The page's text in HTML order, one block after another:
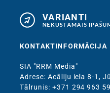
VARIANTI
NEKUSTAMAIS
KONTAKTINFORMĀCIJA
SIA "RRM Media"
Adrese: Acāliju iela 8-1,
Тālrunis: +371 294 963 59